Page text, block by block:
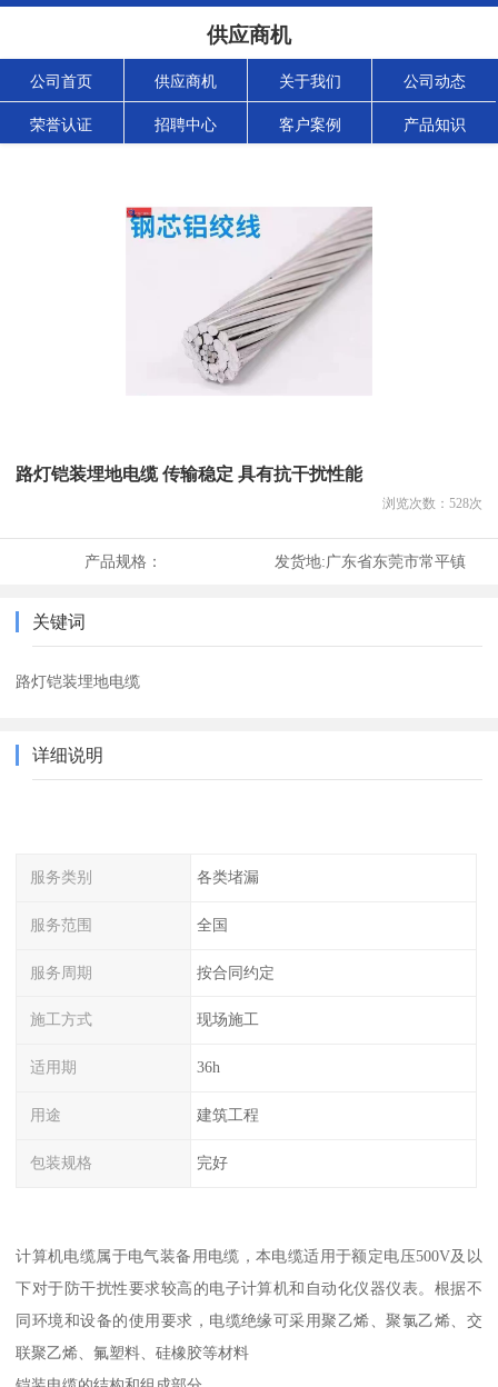
供应商机
公司首页 供应商机 关于我们 公司动态
荣誉认证 招聘中心 客户案例 产品知识
路灯铠装埋地电缆 传输稳定 具有抗干扰性能
浏览次数： 528次
产品规格： 发货地:广东省东莞市常平镇
关键词
路灯铠装埋地电缆
详细说明
服务类别 各类堵漏
服务范围 全国
服务周期 按合同约定
施工方式 现场施工
适用期 36h
用途 建筑工程
包装规格 完好
计算机电缆属于电气装备用电缆，本电缆适用于额定电压500V及以
下对于防干扰性要求较高的电子计算机和自动化仪器仪表。根据不
同环境和设备的使用要求，电缆绝缘可采用聚乙烯、聚氯乙烯、交
联聚乙烯、氟塑料、硅橡胶等材料